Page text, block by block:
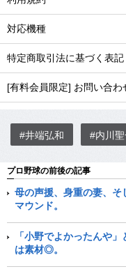
対応機種
特定商取引法に基づく表記
[有料会員限定] お問い合わ
#井端弘和 #内川
プロ野球の前後の記事
母の声援、身重の妻、
マウンド。
「小野でよかったんや
は素材◎。